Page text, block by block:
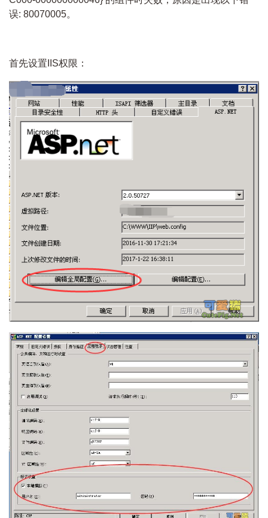
误: 80070005。
首先设置IIS权限：